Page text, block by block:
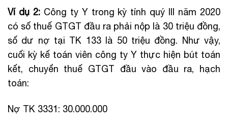
Ví dụ 2:Công ty Y trong kỳ tính quý III năm 2020
có số thuế GTGT đầu ra phải nộp là 30 triệu đồng,
số dư nợ tại TK 133 là 50 triệu đồng. Như vậy,
cuối kỳ kế toán viên công ty Y thực hiện bút toán
kết, chuyển thuế GTGT đầu vào đầu ra, hạch
toán:
Nợ TK 3331: 30.000.000